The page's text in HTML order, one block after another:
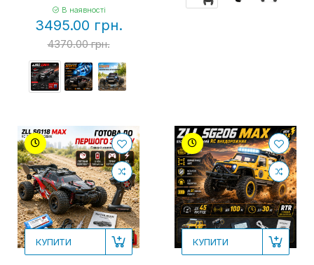
В наявності
3495.00 грн.
4370.00 грн.
КУПИТИ КУПИТИ